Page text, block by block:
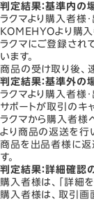
判定結果：基準内 の
ラクマより購入者様
KOMEHYOより購入
ラクマにご登録され
います。
商品の受け取り後、
判定結果：基準外の
ラクマより購入者様
サポートが取引のキ
ラクマから購入者
より商品の返送を行
商品を出品者様に返
す。
判定結果：詳細確認
購入者様は、「詳細
購入者様は、取引画